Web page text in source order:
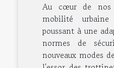
Au cœur de nos
mobilité urbaine
poussant à une
normes de
nouveaux modes